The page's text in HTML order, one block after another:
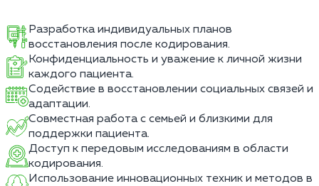
Разработка индивидуальных планов
восстановления после кодирования.
Конфиденциальность и уважение к личной жизни
каждого пациента.
Содействие в восстановлении социальных связей и
адаптации.
Совместная работа с семьей и близкими для
поддержки пациента.
Доступ к передовым исследованиям в области
кодирования.
Использование инновационных техник и методов в